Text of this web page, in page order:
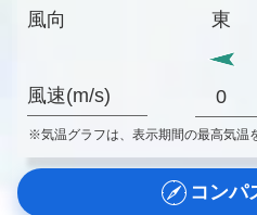
風向
風速(m/s)
東
0
※気温グラフは、表示期間の最高気温
コンパ